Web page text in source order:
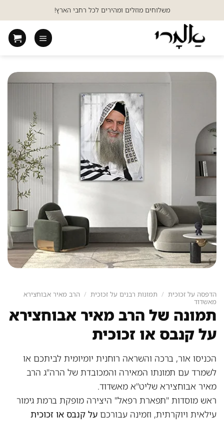
to
content
משלוחים מוזלים ומהירים לכל רחבי הארץ!
הדפסה על זכוכית / תמונות רבנים על זכוכית / הרב מאיר אבוחצירא
מאשדוד
תמונה של הרב מאיר אבוחצירא
על קנבס או זכוכית
הכניסו אור, ברכה והשראה רוחנית יומיומית לביתכם או
לשמרד עם תמונתו המאירה והמכובדת של הרה"ג הרב
מאיר אבוחצירא שליט"א מאשדוד.
ראש מוסדות "תפארת רפאל" היצירה מופקת ברמת גימור
עילאית ויוקרתית, וזמינה עבורכם על קנבס או זכוכית